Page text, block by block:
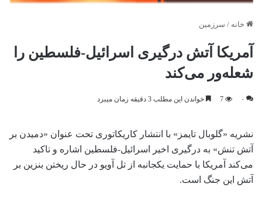
خانه / سرزمین
آمریکا آتش درگیری اسرائیل-فلسطین را
شعله‌ور می‌کند
۰ 7 خواندن این مطلب 3 دقیقه زمان میبرد
نشریه «گلوبال تایمز» با انتشار کاریکاتوری تحت عنوان «دمیدن بر
آتش تنش» به درگیری اخیر اسرائیل-فلسطین اشاره و تاکید
می‌کند آمریکا با حمایت یکجانبه از تل آویو در حال ریختن بنزین بر
آتش این جنگ است.